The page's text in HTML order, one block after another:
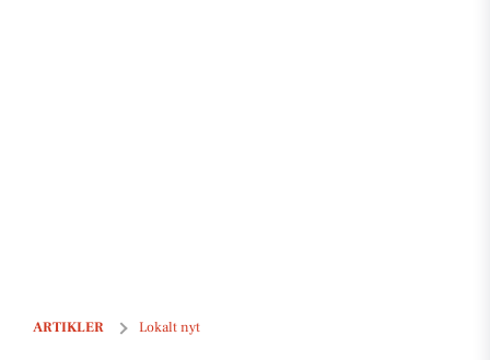
ARTIKLER Lokalt nyt
Dorotheas Have skal være både plejehjem og samlingspunkt for